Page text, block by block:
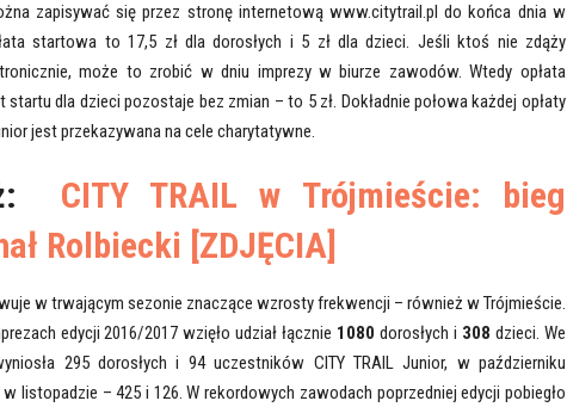
zapisywać się przez stronę internetową www.citytrail.pl do końca dnia w
startowa to 17,5 zł dla dorosłych i 5 zł dla dzieci. Jeśli ktoś nie zdąży
może to zrobić w dniu imprezy w biurze zawodów. Wtedy opłata
dla dzieci pozostaje bez zmian – to 5 zł. Dokładnie połowa każdej opłaty
jest przekazywana na cele charytatywne.
CITY TRAIL w Trójmieście: bieg
Rolbiecki [ZDJĘCIA]
w trwającym sezonie znaczące wzrosty frekwencji – również w Trójmieście.
edycji 2016/2017 wzięło udział łącznie 1080dorosłych i 308 dzieci. We
295 dorosłych i 94 uczestników CITY TRAIL Junior, w październiku
listopadzie – 425 i 126. W rekordowych zawodach poprzedniej edycji pobiegło